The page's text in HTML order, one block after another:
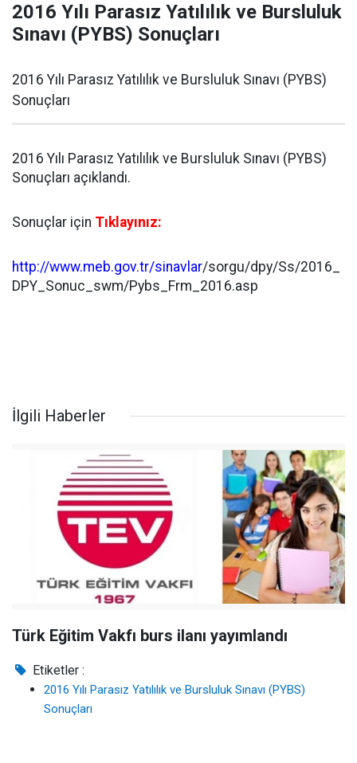
2016 Yılı Parasız Yatılılık ve Bursluluk
Sınavı (PYBS) Sonuçları
2016 Yılı Parasız Yatılılık ve Bursluluk Sınavı (PYBS)
Sonuçları
2016 Yılı Parasız Yatılılık ve Bursluluk Sınavı (PYBS)
Sonuçları açıklandı.
Sonuçlar için Tıklayınız:
http://www.meb.gov.tr/sinavlar/sorgu/dpy/Ss/2016_
DPY_Sonuc_swm/Pybs_Frm_2016.asp
İlgili Haberler
Türk Eğitim Vakfı burs ilanı yayımlandı
Etiketler :
2016 Yılı Parasız Yatılılık ve Bursluluk Sınavı (PYBS)
Sonuçları